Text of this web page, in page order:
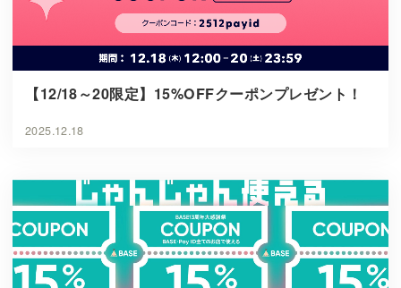
【12/18～20限定】15%OFFクーポンプレゼント！
2025.12.18